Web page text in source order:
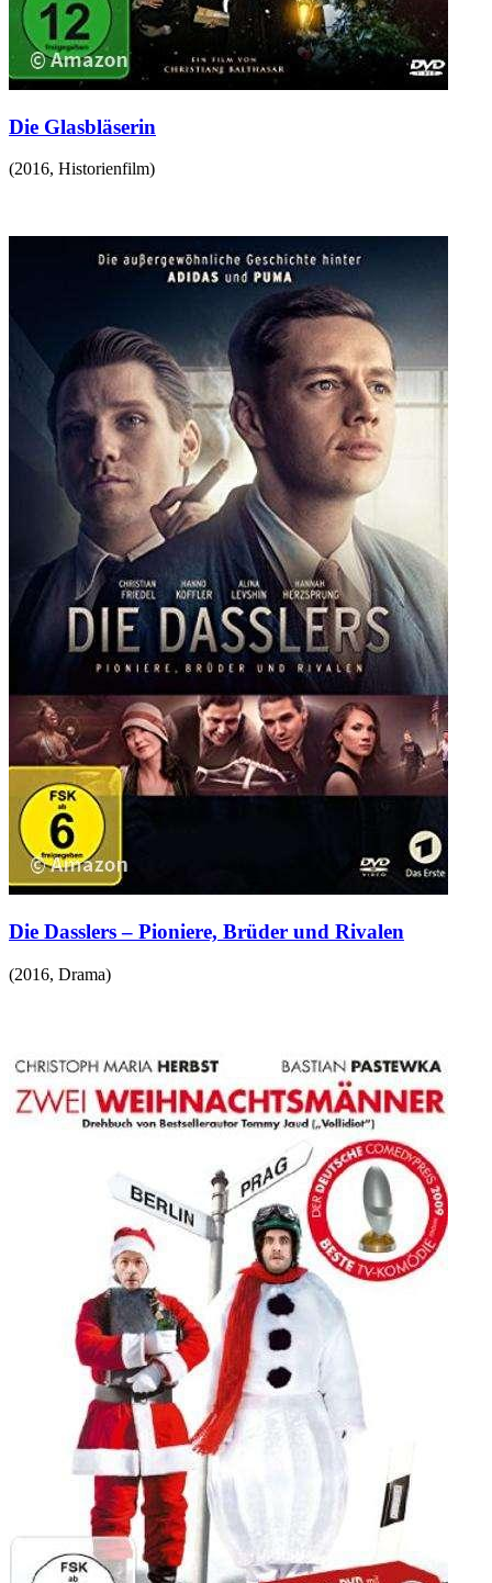
Die Glasbläserin
(2016, Historienfilm)
Die Dasslers – Pioniere, Brüder und Rivalen
(2016, Drama)